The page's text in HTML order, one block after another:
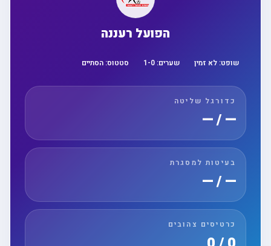
הפועל רעננה
שופט:לא זמין שערים: 1 -0 סטטוס:הסתיים
כדורגל שליטה
— / —
בעיטות למסגרת
— / —
כרטיסים צהובים